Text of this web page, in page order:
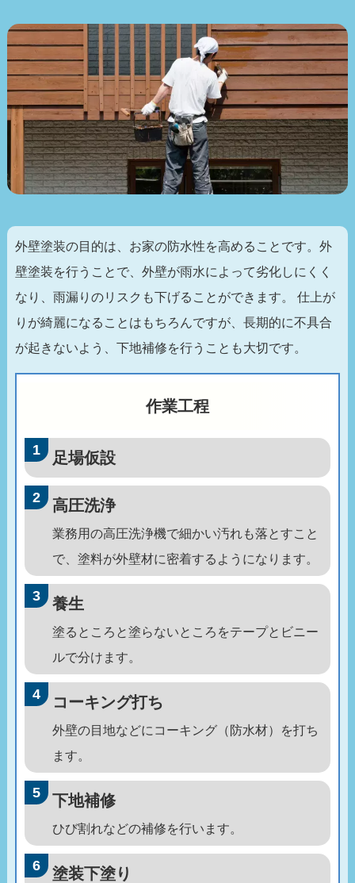
外壁塗装の目的は、お家の防水性を高めることです。外
壁塗装を行うことで、外壁が雨水によって劣化しにくく
なり、雨漏りのリスクも下げることができます。 仕上が
りが綺麗になることはもちろんですが、長期的に不具合
が起きないよう、下地補修を行うことも大切です。
作業工程
足場仮設
高圧洗浄
業務用の高圧洗浄機で細かい汚れも落とすこと
で、塗料が外壁材に密着するようになります。
養生
塗るところと塗らないところをテープとビニー
ルで分けます。
コーキング打ち
外壁の目地などにコーキング（防水材）を打ち
ます。
下地補修
ひび割れなどの補修を行います。
塗装下塗り